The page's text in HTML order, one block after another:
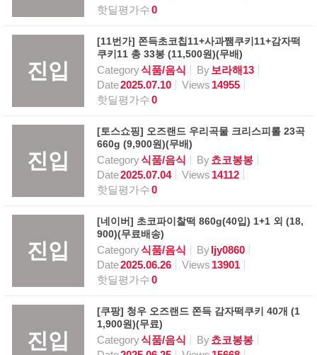
핫딜평가수0
진입
[11번가] 쫀득초코칩11+사과쨈쿠키11+감자떡
쿠키11 총 33봉 (11,500원)(무배)
Category식품/음식 By 보라해13
Date2025.07.10 Views 14955
핫딜평가수0
진입
[토스쇼핑] 오즈랜드 우리곡물 크리스피롤 23곡
660g (9,900원)(무배)
Category식품/음식 By쵸코봉봉
Date2025.07.04 Views 14112
핫딜평가수0
진입
[네이버] 초코파이찰떡 860g(40입) 1+1 외 (18,
900)(무료배송)
Category식품/음식 Byljy0860
Date2025.06.26 Views 13901
핫딜평가수0
진입
[쿠팡] 청우 오즈랜드 쫀득 감자떡쿠키 40개 (1
1,900원)(무료)
Category식품/음식 By쵸코봉봉